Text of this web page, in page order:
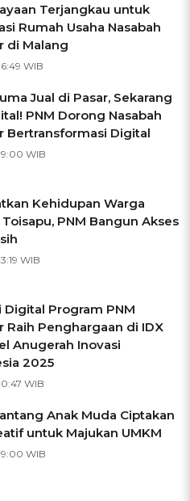
Terjangkau untuk
Rumah Usaha Nasabah
di Malang
WIB
Jual di Pasar, Sekarang
PNM Dorong Nasabah
Bertransformasi Digital
WIB
Kehidupan Warga
PNM Bangun Akses
WIB
Digital Program PNM
Raih Penghargaan di IDX
Anugerah Inovasi
2025
WIB
Anak Muda Ciptakan
untuk Majukan UMKM
WIB